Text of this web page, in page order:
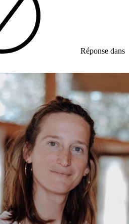
Réponse dans